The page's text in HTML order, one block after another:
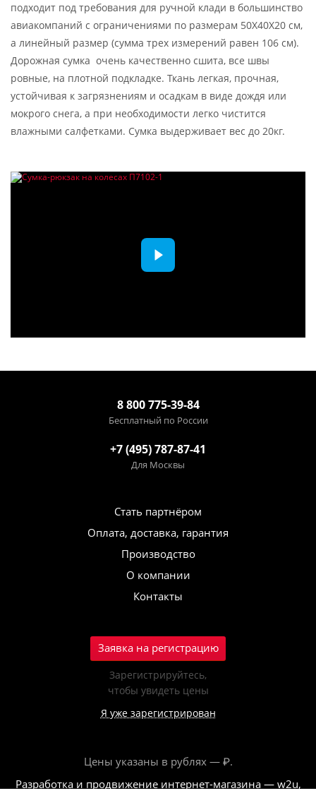
подходит под требования для ручной клади в большинство
авиакомпаний с ограничениями по размерам 50X40X20 см,
а линейный размер (сумма трех измерений равен 106 см).
Дорожная сумка очень качественно сшита, все швы
ровные, на плотной подкладке. Ткань легкая, прочная,
устойчивая к загрязнениям и осадкам в виде дождя или
мокрого снега, а при необходимости легко чистится
влажными салфетками. Сумка выдерживает вес до 20кг.
8 800 775-39-84
Бесплатный по России
+7 (495) 787-87-41
Для Москвы
Стать партнёром
Оплата, доставка, гарантия
Производство
О компании
Контакты
Заявка на регистрацию
Зарегистрируйтесь,
чтобы увидеть цены
Я уже зарегистрирован
Цены указаны в рублях — ₽.
Разработка и продвижение интернет-магазина — w2u,